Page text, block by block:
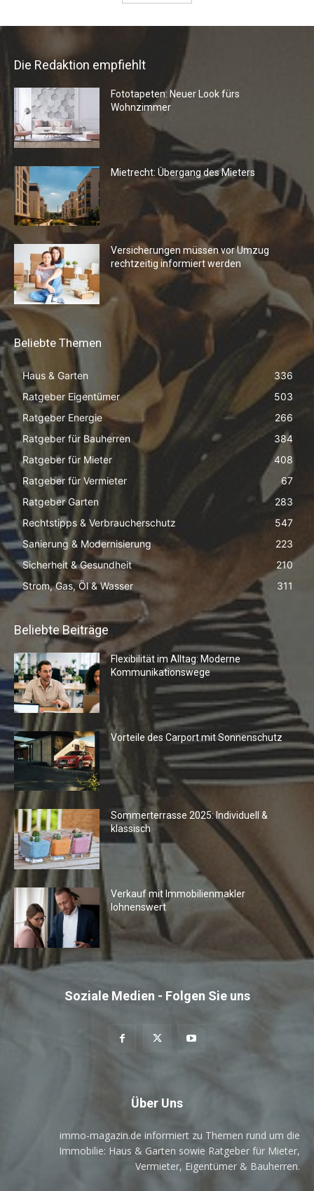
Die Redaktion empfiehlt
Fototapeten: Neuer Look fürs
Wohnzimmer
Mietrecht: Übergang des Mieters
Versicherungen müssen vor Umzug
rechtzeitig informiert werden
Beliebte Themen
Haus & Garten
336
Ratgeber Eigentümer
503
Ratgeber Energie
266
Ratgeber für Bauherren
384
Ratgeber für Mieter
408
Ratgeber für Vermieter
67
Ratgeber Garten
283
Rechtstipps & Verbraucherschutz
547
Sanierung & Modernisierung
223
Sicherheit & Gesundheit
210
Strom, Gas, Öl & Wasser
311
Beliebte Beiträge
Flexibilität im Alltag: Moderne
Kommunikationswege
Vorteile des Carport mit Sonnenschutz
Sommerterrasse 2025: Individuell &
klassisch
Verkauf mit Immobilienmakler
lohnenswert
Soziale Medien - Folgen Sie uns
Über Uns
immo-magazin.de informiert zu Themen rund um die
Immobilie: Haus & Garten sowie Ratgeber für Mieter,
Vermieter, Eigentümer & Bauherren.